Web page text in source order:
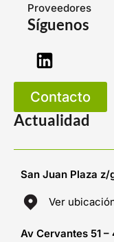
Proveedores
Síguenos
Contacto
Actualidad
San Juan Plaza
Ver
Av Cervantes 51